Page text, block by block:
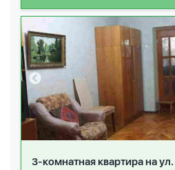
3-комнатная квартира на